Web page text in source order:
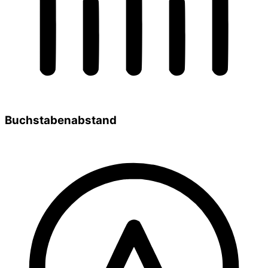
Buchstabenabstand